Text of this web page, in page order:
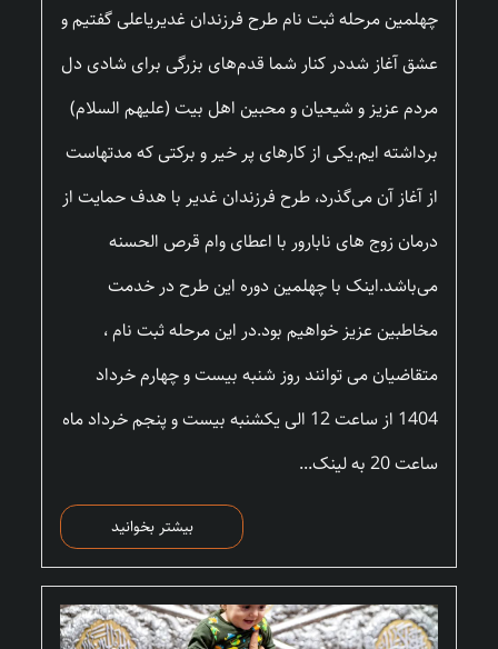
چهلمین مرحله ثبت نام طرح فرزندان غدیریاعلی گفتیم و
عشق آغاز شددر کنار شما قدم‌های بزرگی برای شادی دل
مردم عزیز و شیعیان و محبین اهل بیت (علیهم السلام)
برداشته ایم.یکی از کارهای پر خیر و برکتی که مدتهاست
از آغاز آن می‌گذرد، طرح فرزندان غدیر با هدف حمایت از
درمان زوج های نابارور با اعطای وام قرص الحسنه
می‌باشد.اینک با چهلمین دوره این طرح در خدمت
مخاطبین عزیز خواهیم بود.در این مرحله ثبت نام ،
متقاضیان می توانند روز شنبه بیست و چهارم خرداد
1404 از ساعت 12 الی یکشنبه بیست و پنجم خرداد ماه
ساعت 20 به لینک...
بیشتر بخوانید